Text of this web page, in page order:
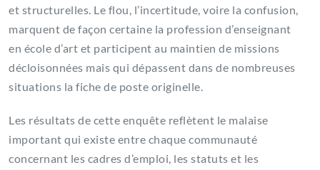
et structurelles. Le flou, l’incertitude, voire la confusion,
marquent de façon certaine la profession d’enseignant
en école d’art et participent au maintien de missions
décloisonnées mais qui dépassent dans de nombreuses
situations la fiche de poste originelle.
Les résultats de cette enquête reflètent le malaise
important qui existe entre chaque communauté
concernant les cadres d’emploi, les statuts et les